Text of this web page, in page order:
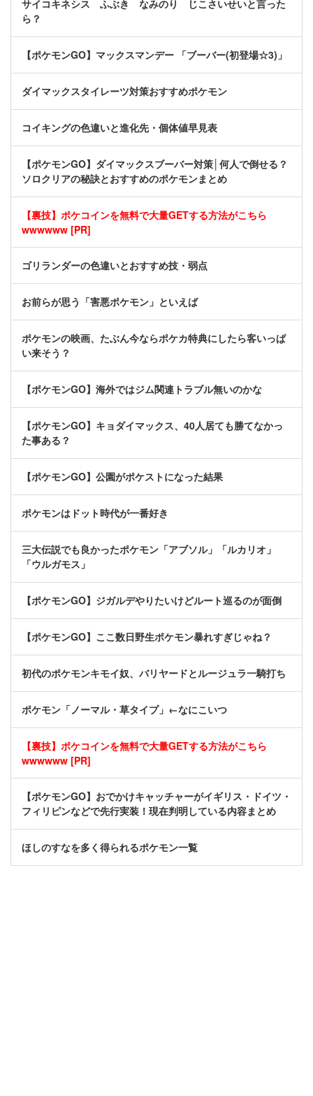
サイコキネシス ふぶき なみのり じこさいせいと言った
ら？
【ポケモンGO】マックスマンデー 「ブーバー(初登場☆3)」
ダイマックスタイレーツ対策おすすめポケモン
コイキングの色違いと進化先・個体値早見表
【ポケモンGO】ダイマックスブーバー対策│何人で倒せる？
ソロクリアの秘訣とおすすめのポケモンまとめ
【裏技】ポケコインを無料で大量GETする方法がこちら
wwwwww [PR]
ゴリランダーの色違いとおすすめ技・弱点
お前らが思う「害悪ポケモン」といえば
ポケモンの映画、たぶん今ならポケカ特典にしたら客いっぱ
い来そう？
【ポケモンGO】海外ではジム関連トラブル無いのかな
【ポケモンGO】キョダイマックス、40人居ても勝てなかっ
た事ある？
【ポケモンGO】公園がポケストになった結果
ポケモンはドット時代が一番好き
三大伝説でも良かったポケモン「アブソル」「ルカリオ」
「ウルガモス」
【ポケモンGO】ジガルデやりたいけどルート巡るのが面倒
【ポケモンGO】ここ数日野生ポケモン暴れすぎじゃね？
初代のポケモンキモイ奴、バリヤードとルージュラ一騎打ち
ポケモン「ノーマル・草タイプ」←なにこいつ
【裏技】ポケコインを無料で大量GETする方法がこちら
wwwwww [PR]
【ポケモンGO】おでかけキャッチャーがイギリス・ドイツ・
フィリピンなどで先行実装！現在判明している内容まとめ
ほしのすなを多く得られるポケモン一覧